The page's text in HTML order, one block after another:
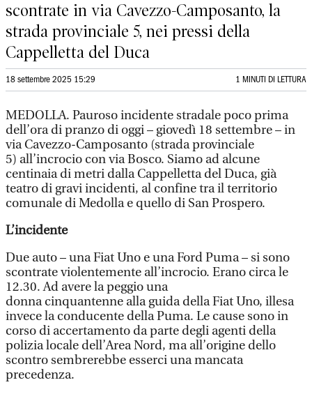
scontrate in via Cavezzo-Camposanto, la
strada provinciale 5, nei pressi della
Cappelletta del Duca
18 settembre 2025 15:29 1 MINUTI DI LETTURA
MEDOLLA. Pauroso incidente stradale poco prima
dell’ora di pranzo di oggi – giovedì 18 settembre – in
via Cavezzo-Camposanto (strada provinciale
5) all’incrocio con via Bosco. Siamo ad alcune
centinaia di metri dalla Cappelletta del Duca, già
teatro di gravi incidenti, al confine tra il territorio
comunale di Medolla e quello di San Prospero.
L’incidente
Due auto – una Fiat Uno e una Ford Puma – si sono
scontrate violentemente all’incrocio. Erano circa le
12.30. Ad avere la peggio una
donna cinquantenne alla guida della Fiat Uno, illesa
invece la conducente della Puma. Le cause sono in
corso di accertamento da parte degli agenti della
polizia locale dell’Area Nord, ma all’origine dello
scontro sembrerebbe esserci una mancata
precedenza.